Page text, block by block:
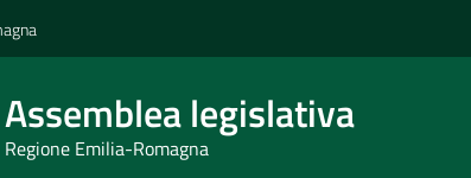
Assemblea legislativa
Regione Emilia-Romagna